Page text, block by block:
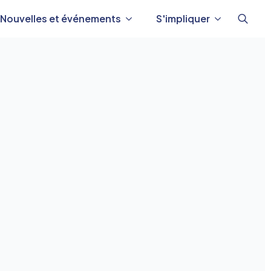
Nouvelles et événements
S'impliquer